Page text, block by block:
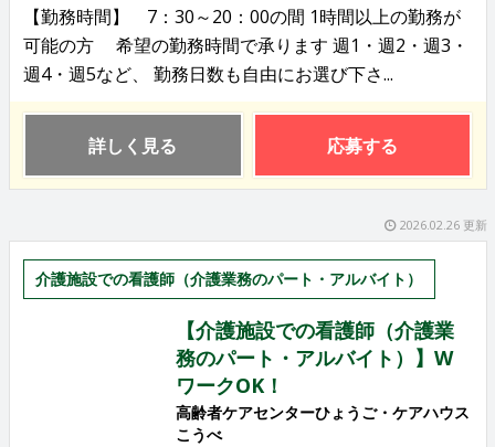
【勤務時間】 7：30～20：00の間 1時間以上の勤務が
可能の方 希望の勤務時間で承ります 週1・週2・週3・
週4・週5など、 勤務日数も自由にお選び下さ...
詳しく見る 応募する
2026.02.26 更新
介護施設での看護師（介護業務のパート・アルバイト）
【介護施設での看護師（介護業
務のパート・アルバイト）】W
ワークOK！
高齢者ケアセンターひょうご・ケアハウス
こうべ